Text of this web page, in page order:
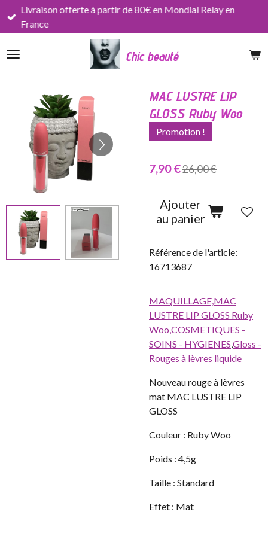
Passer
principal
Chic beauté
Livraison offerte à partir de 80€ en Mondial Relay en
France
MAC LUSTRE LIP
GLOSS Ruby Woo
Promotion !
7,90 €26,00 €
Ajouter
au panier
Référence de l'article:
16713687
MAQUILLAGE,MAC
LUSTRE LIP GLOSS Ruby
Woo,COSMETIQUES -
SOINS - HYGIENES,Gloss -
Rouges à lèvres liquide
Nouveau rouge à lèvres
mat MAC LUSTRE LIP
GLOSS
Couleur : Ruby Woo
Poids : 4,5g
Taille : Standard
Effet : Mat